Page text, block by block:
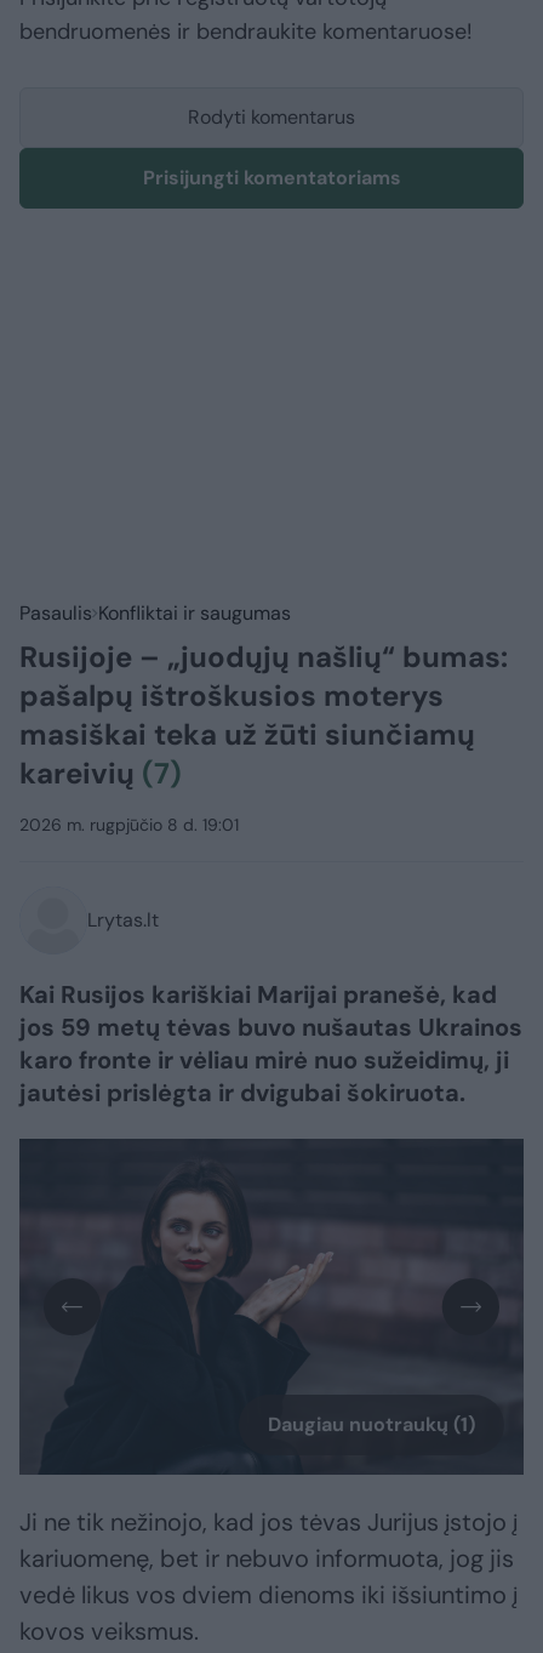
bendruomenės ir bendraukite komentaruose!
Rodyti komentarus
Prisijungti komentatoriams
Pasaulis Konfliktai ir saugumas
Rusijoje – „juodųjų našlių“ bumas:
pašalpų ištroškusios moterys
masiškai teka už žūti siunčiamų
kareivių (7)
2026 m. rugpjūčio 8 d. 19:01
Lrytas.lt
Kai Rusijos kariškiai Marijai pranešė, kad
jos 59 metų tėvas buvo nušautas Ukrainos
karo fronte ir vėliau mirė nuo sužeidimų, ji
jautėsi prislėgta ir dvigubai šokiruota.
Daugiau nuotraukų (1)
Ji ne tik nežinojo, kad jos tėvas Jurijus įstojo į
kariuomenę, bet ir nebuvo informuota, jog jis
vedė likus vos dviem dienoms iki išsiuntimo į
kovos veiksmus.